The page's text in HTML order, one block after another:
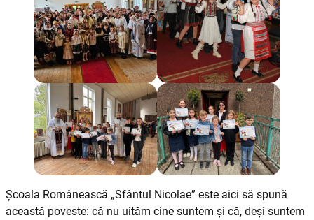
Școala Românească „Sfântul Nicolae” este aici să spună
această poveste: că nu uităm cine suntem și că, deși suntem